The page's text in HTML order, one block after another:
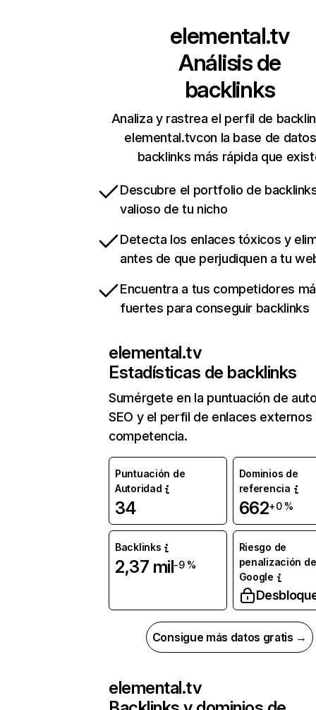
elemental.tv
Análisis de
backlinks
Analiza y rastrea el perfil de
elemental.tvcon la base de
backlinks más rápida que
Descubre el portfolio de
valioso de tu nicho
Detecta los enlaces tóxicos y
antes de que perjudiquen a tu
Encuentra a tus competidores
fuertes para conseguir backlinks
elemental.tv
Estadísticas de backlinks
Sumérgete en la puntuación de
SEO y el perfil de enlaces externos
competencia.
Puntuación de
Autoridad
34
Dominios de
referencia
662+0 %
Backlinks
2,37 mil-9 %
Riesgo de
penalización de
Google
Consigue más datos gratis →
elemental.tv